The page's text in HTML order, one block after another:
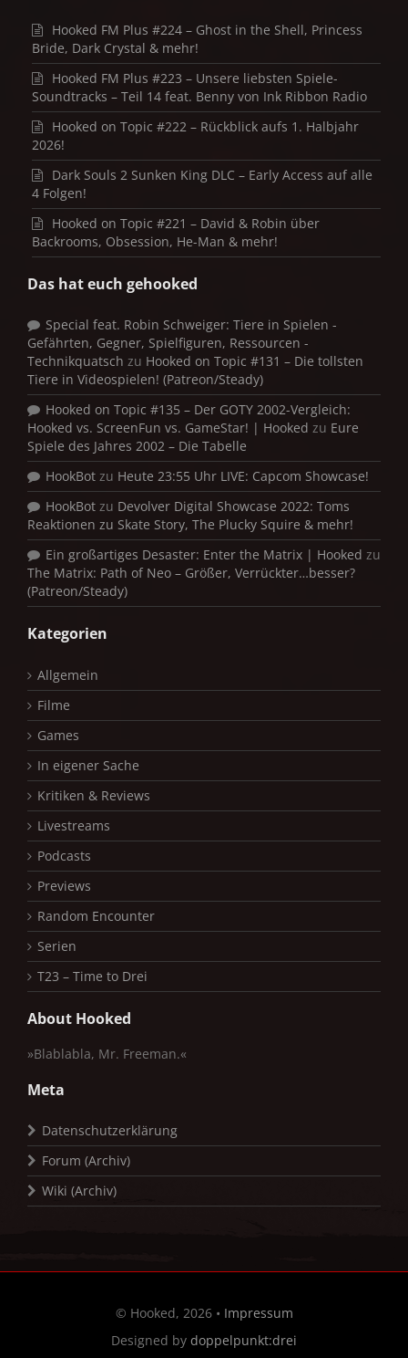
Hooked FM Plus #224 – Ghost in the Shell, Princess
Bride, Dark Crystal & mehr!
Hooked FM Plus #223 – Unsere liebsten Spiele-
Soundtracks – Teil 14 feat. Benny von Ink Ribbon Radio
Hooked on Topic #222 – Rückblick aufs 1. Halbjahr
2026!
Dark Souls 2 Sunken King DLC – Early Access auf alle
4 Folgen!
Hooked on Topic #221 – David & Robin über
Backrooms, Obsession, He-Man & mehr!
Das hat euch gehooked
Special feat. Robin Schweiger: Tiere in Spielen -
Gefährten, Gegner, Spielfiguren, Ressourcen -
Technikquatsch zu Hooked on Topic #131 – Die tollsten
Tiere in Videospielen! (Patreon/Steady)
Hooked on Topic #135 – Der GOTY 2002-Vergleich:
Hooked vs. ScreenFun vs. GameStar! | Hooked zu Eure
Spiele des Jahres 2002 – Die Tabelle
HookBot zu Heute 23:55 Uhr LIVE: Capcom Showcase!
HookBot zu Devolver Digital Showcase 2022: Toms
Reaktionen zu Skate Story, The Plucky Squire & mehr!
Ein großartiges Desaster: Enter the Matrix | Hooked zu
The Matrix: Path of Neo – Größer, Verrückter…besser?
(Patreon/Steady)
Kategorien
Allgemein
Filme
Games
In eigener Sache
Kritiken & Reviews
Livestreams
Podcasts
Previews
Random Encounter
Serien
T23 – Time to Drei
About Hooked
»Blablabla, Mr. Freeman.«
Meta
Datenschutzerklärung
Forum (Archiv)
Wiki (Archiv)
© Hooked, 2026 • Impressum
Designed by doppelpunkt:drei